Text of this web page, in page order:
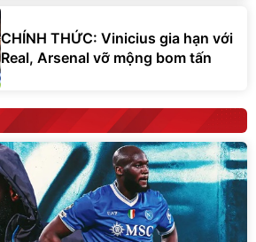
CHÍNH THỨC: Vinicius gia hạn với
Real, Arsenal vỡ mộng bom tấn